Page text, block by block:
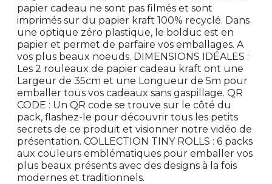
papier cadeau ne sont pas filmés et sont
imprimés sur du papier kraft 100% recyclé. Dans
une optique zéro plastique, le bolduc est en
papier et permet de parfaire vos emballages. A
vos plus beaux noeuds. DIMENSIONS IDÉALES :
Les 2 rouleaux de papier cadeau kraft ont une
Largeur de 35cm et une Longueur de 5m pour
emballer tous vos cadeaux sans gaspillage. QR
CODE : Un QR code se trouve sur le côté du
pack, flashez-le pour découvrir tous les petits
secrets de ce produit et visionner notre vidéo de
présentation. COLLECTION TINY ROLLS : 6 packs
aux couleurs emblématiques pour emballer vos
plus beaux présents avec des designs à la fois
modernes et traditionnels.